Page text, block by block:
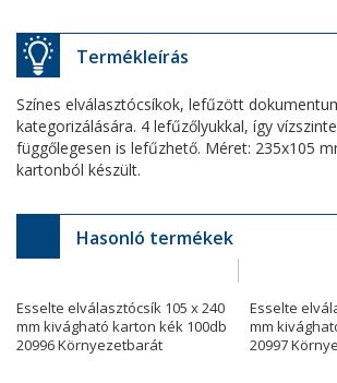
Termékleírás
Színes elválasztócsíkok, lefűzött
kategorizálására. 4 lefűzőlyukkal, így
függőlegesen is lefűzhető. Méret: 235x105
kartonból készült.
Hasonló termékek
Esselte elválasztócsík 105 x 240
mm kivágható karton kék 100db
20996 Környezetbarát
Esselte
mm
20997